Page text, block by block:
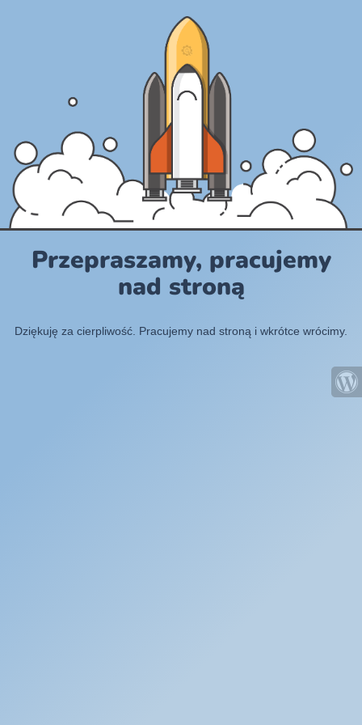
Przepraszamy, pracujemy
nad stroną
Dziękuję za cierpliwość. Pracujemy nad stroną i wkrótce wrócimy.